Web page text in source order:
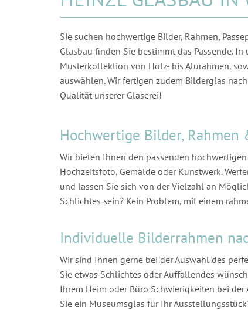
Sie suchen hochwertige Bilder, Rahmen,
Glasbau finden Sie bestimmt das Passende.
Musterkollektion von Holz- bis Alurahmen,
auswählen. Wir fertigen zudem Bilderglas
Qualität unserer Glaserei!
Hochwertige Bilder, Rahmen
Wir bieten Ihnen den passenden
Hochzeitsfoto, Gemälde oder Kunstwerk.
und lassen Sie sich von der Vielzahl an
Schlichtes sein? Kein Problem, mit einem
Individuelle Bilderrahmen
Wir sind Ihnen gerne bei der Auswahl des
Sie etwas Schlichtes oder Auffallendes
Ihrem Heim oder Büro Schwierigkeiten bei
Sie ein Museumsglas für Ihr